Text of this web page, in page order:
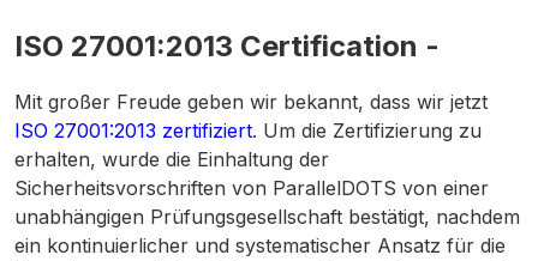
ISO 27001:2013 Certification -
Mit großer Freude geben wir bekannt, dass wir jetzt
ISO 27001:2013 zertifiziert. Um die Zertifizierung zu
erhalten, wurde die Einhaltung der
Sicherheitsvorschriften von ParallelDOTS von einer
unabhängigen Prüfungsgesellschaft bestätigt, nachdem
ein kontinuierlicher und systematischer Ansatz für die